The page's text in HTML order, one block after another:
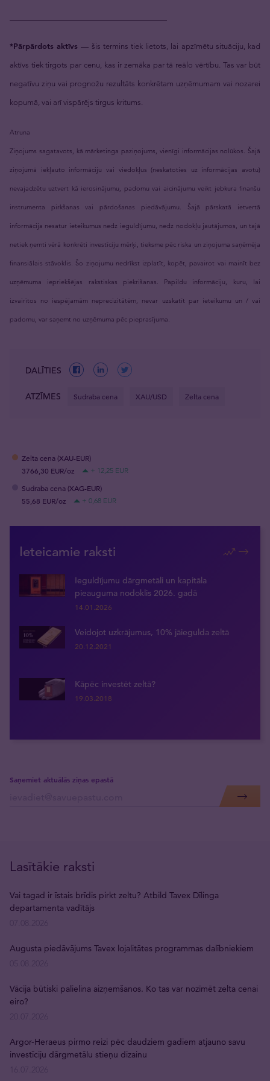
*Pārpārdots aktīvs— šis termins tiek lietots, lai apzīmētu situāciju, kad
aktīvs tiek tirgots par cenu, kas ir zemāka par tā reālo vērtību. Tas var būt
negatīvu ziņu vai prognožu rezultāts konkrētam uzņēmumam vai nozarei
kopumā, vai arī vispārējs tirgus kritums.
Atruna
Ziņojums sagatavots, kā mārketinga paziņojums, vienīgi informācijas nolūkos. Šajā
ziņojumā iekļauto informāciju vai viedokļus (neskatoties uz informācijas avotu)
nevajadzētu uztvert kā ierosinājumu, padomu vai aicinājumu veikt jebkura finanšu
instrumenta pirkšanas vai pārdošanas piedāvājumu. Šajā pārskatā ietvertā
informācija nesatur ieteikumus nedz ieguldījumu, nedz nodokļu jautājumos, un tajā
netiek ņemti vērā konkrēti investīciju mērķi, tieksme pēc riska un ziņojuma saņēmēja
finansiālais stāvoklis. Šo ziņojumu nedrīkst izplatīt, kopēt, pavairot vai mainīt bez
uzņēmuma iepriekšējas rakstiskas piekrišanas. Papildu informāciju, kuru, lai
izvairītos no iespējamām neprecizitātēm, nevar uzskatīt par ieteikumu un / vai
padomu, var saņemt no uzņēmuma pēc pieprasījuma.
DALĪTIES
ATZĪMES Sudraba cena XAU/USD Zelta cena
Zelta cena (XAU-EUR)
3766,30 EUR/oz
+ 12,25 EUR
Sudraba cena (XAG-EUR)
55,68 EUR/oz
+ 0,68 EUR
Ieteicamie raksti
Ieguldījumu dārgmetāli un kapitāla
pieauguma nodoklis 2026. gadā
14.01.2026
Veidojot uzkrājumus, 10% jāiegulda zeltā
20.12.2021
Kāpēc investēt zeltā?
19.03.2018
Saņemiet aktuālās ziņas epastā
Lasītākie raksti
Vai tagad ir īstais brīdis pirkt zeltu? Atbild Tavex Dīlinga
departamenta vadītājs
Augusta piedāvājums Tavex lojalitātes programmas dalībniekiem
Vācija būtiski palielina aizņemšanos. Ko tas var nozīmēt zelta cenai
eiro?
Argor-Heraeus pirmo reizi pēc daudziem gadiem atjauno savu
investīciju dārgmetālu stieņu dizainu